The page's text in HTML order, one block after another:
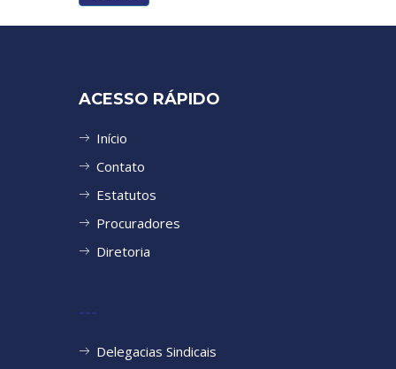
ACESSO RÁPIDO
Início
Contato
Estatutos
Procuradores
Diretoria
---
Delegacias Sindicais